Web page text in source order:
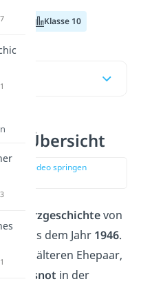
9 Klasse 10
— Übersicht
im Video springen
Kurzgeschichtevon
aus dem Jahr 1946.
einem älteren Ehepaar,
Hungersnot in der